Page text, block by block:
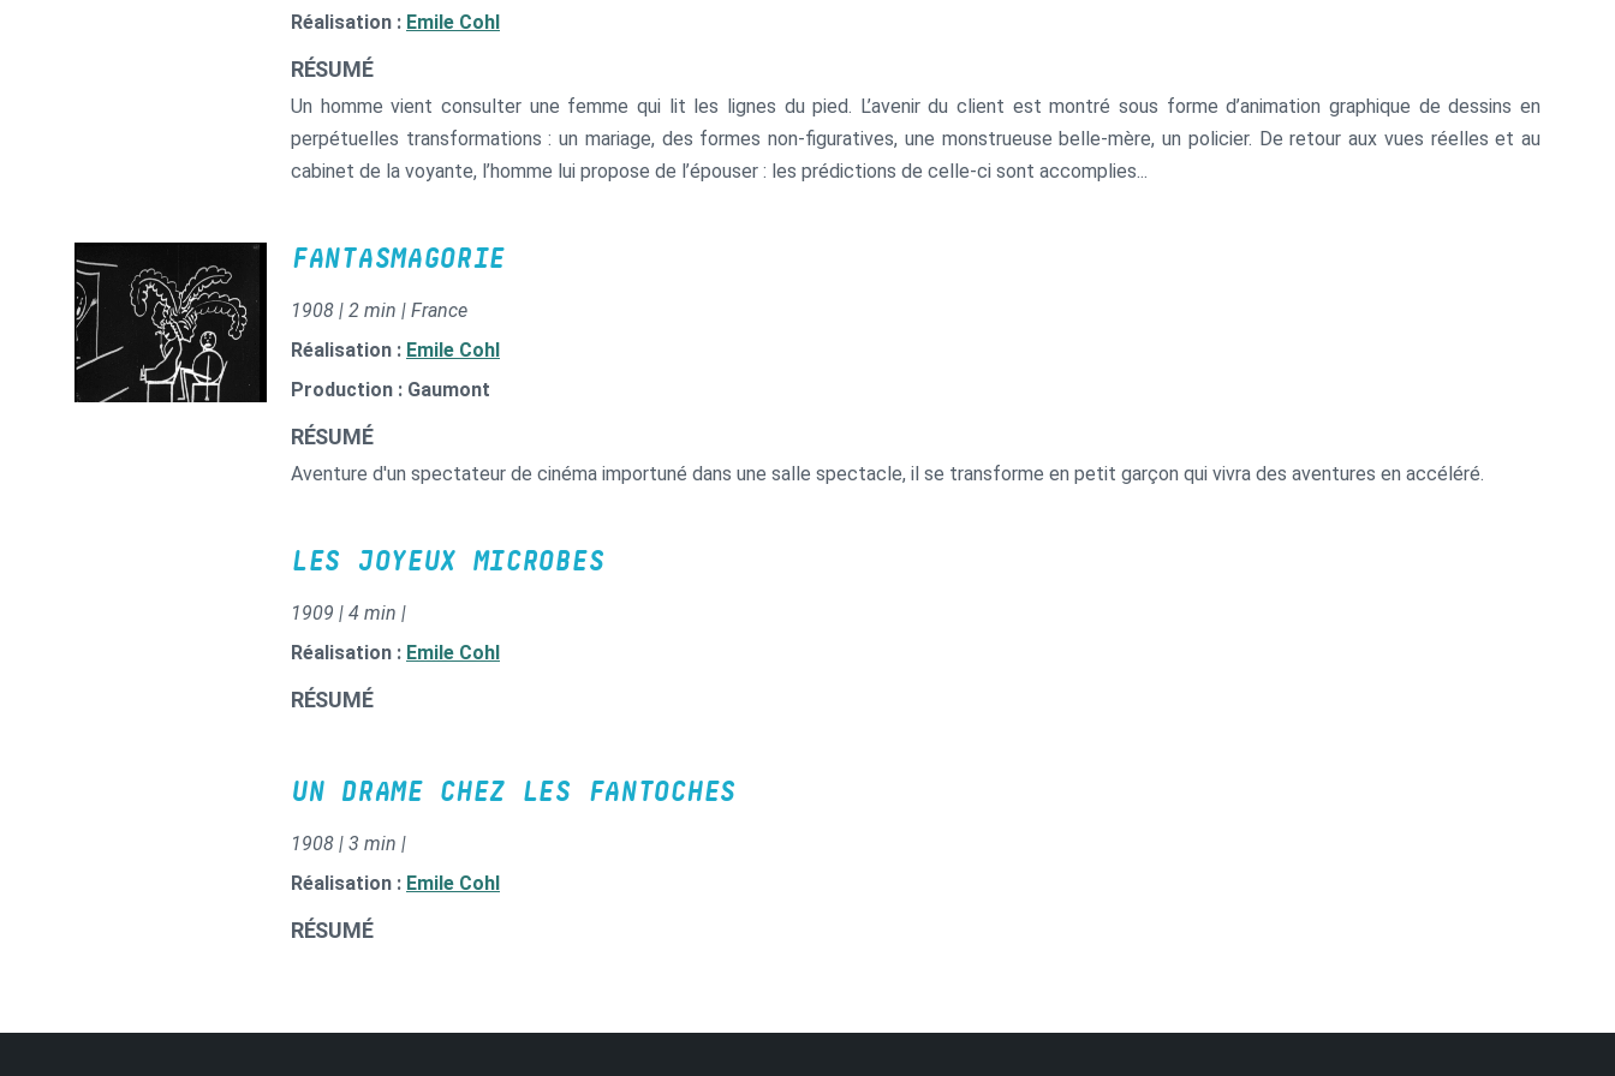
Réalisation : Emile Cohl
RÉSUMÉ
Un homme vient consulter une femme qui lit les lignes du pied. L’avenir du client est montré sous forme d’animation graphique de dessins en
perpétuelles transformations : un mariage, des formes non-figuratives, une monstrueuse belle-mère, un policier. De retour aux vues réelles et au
cabinet de la voyante, l’homme lui propose de l’épouser : les prédictions de celle-ci sont accomplies...
FANTASMAGORIE
1908 | 2 min | France
Réalisation : Emile Cohl
Production : Gaumont
RÉSUMÉ
Aventure d'un spectateur de cinéma importuné dans une salle spectacle, il se transforme en petit garçon qui vivra des aventures en accéléré.
LES JOYEUX MICROBES
1909 | 4 min |
Réalisation : Emile Cohl
RÉSUMÉ
UN DRAME CHEZ LES FANTOCHES
1908 | 3 min |
Réalisation : Emile Cohl
RÉSUMÉ